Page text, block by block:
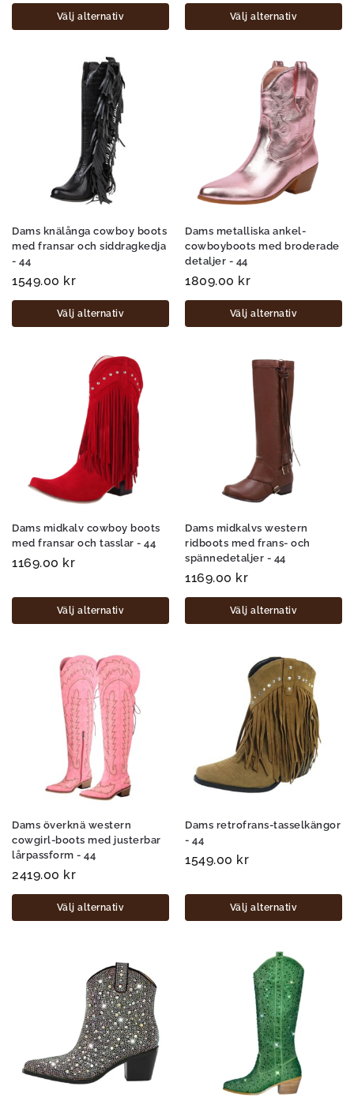
Välj alternativ Välj alternativ
Dams knälånga cowboy boots
med fransar och siddragkedja
- 44
1549.00 kr
Välj alternativ
Dams metalliska ankel-
cowboyboots med broderade
detaljer - 44
1809.00 kr
Välj alternativ
Dams midkalv cowboy boots
med fransar och tasslar - 44
1169.00 kr
Välj alternativ
Dams midkalvs western
ridboots med frans- och
spännedetaljer - 44
1169.00 kr
Välj alternativ
Dams överknä western
cowgirl-boots med justerbar
lårpassform - 44
2419.00 kr
Välj alternativ
Dams retrofrans-tasselkängor
- 44
1549.00 kr
Välj alternativ